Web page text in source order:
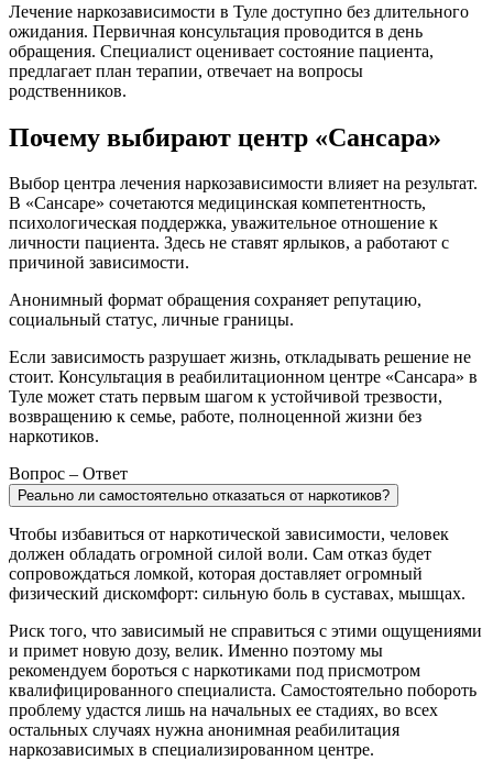
Лечение наркозависимости в Туле доступно без длительного
ожидания. Первичная консультация проводится в день
обращения. Специалист оценивает состояние пациента,
предлагает план терапии, отвечает на вопросы
родственников.
Почему выбирают центр «Сансара»
Выбор центра лечения наркозависимости влияет на результат.
В «Сансаре» сочетаются медицинская компетентность,
психологическая поддержка, уважительное отношение к
личности пациента. Здесь не ставят ярлыков, а работают с
причиной зависимости.
Анонимный формат обращения сохраняет репутацию,
социальный статус, личные границы.
Если зависимость разрушает жизнь, откладывать решение не
стоит. Консультация в реабилитационном центре «Сансара» в
Туле может стать первым шагом к устойчивой трезвости,
возвращению к семье, работе, полноценной жизни без
наркотиков.
Вопрос – Ответ
Реально ли самостоятельно отказаться от наркотиков?
Чтобы избавиться от наркотической зависимости, человек
должен обладать огромной силой воли. Сам отказ будет
сопровождаться ломкой, которая доставляет огромный
физический дискомфорт: сильную боль в суставах, мышцах.
Риск того, что зависимый не справиться с этими ощущениями
и примет новую дозу, велик. Именно поэтому мы
рекомендуем бороться с наркотиками под присмотром
квалифицированного специалиста. Самостоятельно побороть
проблему удастся лишь на начальных ее стадиях, во всех
остальных случаях нужна анонимная реабилитация
наркозависимых в специализированном центре.